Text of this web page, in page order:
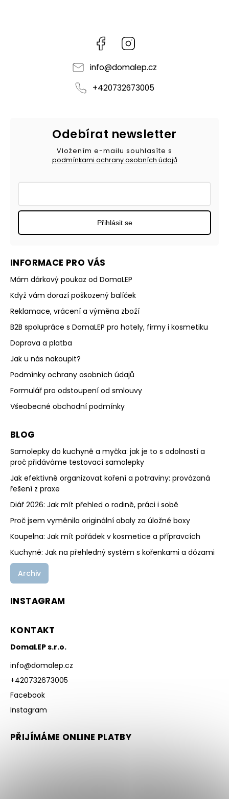
Facebook
info@domalep.cz
+420732673005
INFORMACE PRO VÁS
Mám dárkový poukaz od DomaLEP
Když vám dorazí poškozený balíček
Reklamace, vrácení a výměna zboží
B2B spolupráce s DomaLEP pro hotely, firmy i kosmetiku
Doprava a platba
Jak u nás nakoupit?
Podmínky ochrany osobních údajů
Formulář pro odstoupení od smlouvy
Všeobecné obchodní podmínky
BLOG
Samolepky do kuchyně a myčka: jak je to s odolností a
proč přidáváme testovací samolepky
Jak efektivně organizovat koření a potraviny: provázaná
řešení z praxe
Diář 2026: Jak mít přehled o rodině, práci i sobě
Proč jsem vyměnila originální obaly za úložné boxy
Koupelna: Jak mít pořádek v kosmetice a přípravcích
Kuchyně: Jak na přehledný systém s kořenkami a dózami
Archiv
Odebírat newsletter
Vložením e-mailu souhlasíte s
podmínkami ochrany osobních údajů
Přihlásit se
INSTAGRAM
KONTAKT
DomaLEP s.r.o.
info@domalep.cz
+420732673005
Facebook
Instagram
PŘIJÍMÁME ONLINE PLATBY